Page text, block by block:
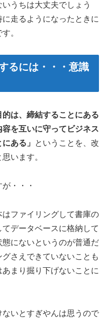
うちは大丈夫でしょう
走るようになったときに
。
るには・・・意識
的は、締結することにある
を互いに守ってビジネス
ある」
ということを、改
います。
・・・
ファイリングして書庫の
データベースに格納して
にないというのが普通だ
さえできていないことも
まり掘り下げないことに
いとすぎやんは思うので